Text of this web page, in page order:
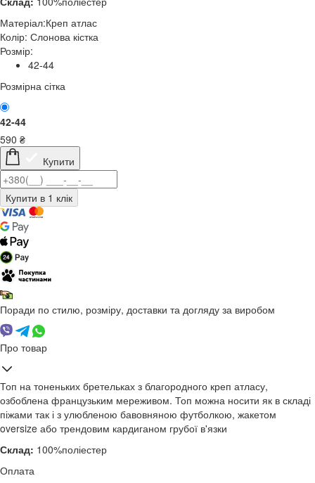
Матеріал:Креп атлас
Колір: Слонова кістка
Розмір:
42-44
Розмірна сітка
42-44
590 ₴
Купити
Поради по стилю, розміру, доставки та догляду за виробом
Про товар
Топ на тоненьких бретельках з благородного креп атласу,
озбоблена французьким мереживом. Топ можна носити як в складі
піжами так і з улюбленою бавовняною футболкою, жакетом
oversize або трендовим кардиганом грубої в'язки
Склад: 100%поліестер
Оплата